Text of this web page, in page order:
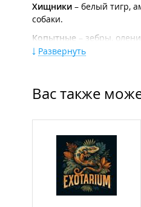
Хищники – белый тигр,
собаки.
Копытные – зебры,
Птицы– страусы Эму,
Живой уголок: цыплята,
Питомцы представлены
Зоопарк "Садгород" -
квалифицированную
Развернуть
Вас также